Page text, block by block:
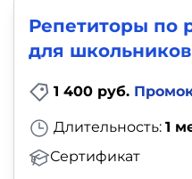
Репетиторы по
для школьников
1 400 руб.
Длительность: 1
Сертификат